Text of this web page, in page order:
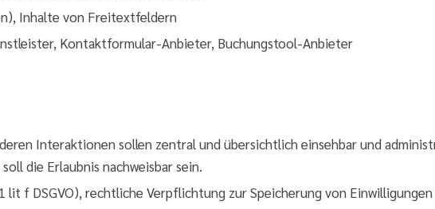
Inhalte von Freitextfeldern
Kontaktformular-Anbieter, Buchungstool-Anbieter
Interaktionen sollen zentral und übersichtlich einsehbar und
die Erlaubnis nachweisbar sein.
f DSGVO), rechtliche Verpflichtung zur Speicherung von Einwilligungen